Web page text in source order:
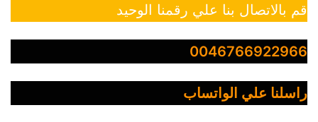
قم بالاتصال بنا علي رقمنا الوحيد
0046766922966
راسلنا علي الواتساب